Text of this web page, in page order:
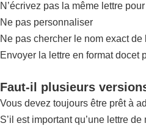
N’écrivez pas la même lettre
Ne pas personnaliser
Ne pas chercher le nom exact de
Envoyer la lettre en format docet
Faut-il plusieurs
Vous devez toujours être prêt à
S’il est important qu’une lettre